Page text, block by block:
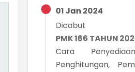
01 Jan 2024
Dicabut
PMK 166 TAHUN
Cara
Penghitungan,